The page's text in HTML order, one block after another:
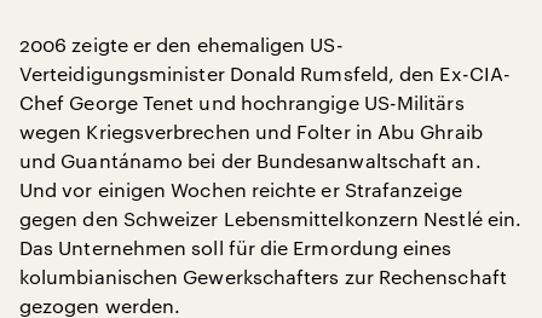
2006 zeigte er den ehemaligen US-
Verteidigungsminister Donald Rumsfeld, den Ex-CIA-
Chef George Tenet und hochrangige US-Militärs
wegen Kriegsverbrechen und Folter in Abu Ghraib
und Guantánamo bei der Bundesanwaltschaft an.
Und vor einigen Wochen reichte er Strafanzeige
gegen den Schweizer Lebensmittelkonzern Nestlé ein.
Das Unternehmen soll für die Ermordung eines
kolumbianischen Gewerkschafters zur Rechenschaft
gezogen werden.